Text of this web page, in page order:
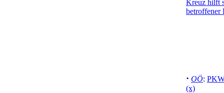
Kreuz hilft
betroffener
· OÖ:
(x)